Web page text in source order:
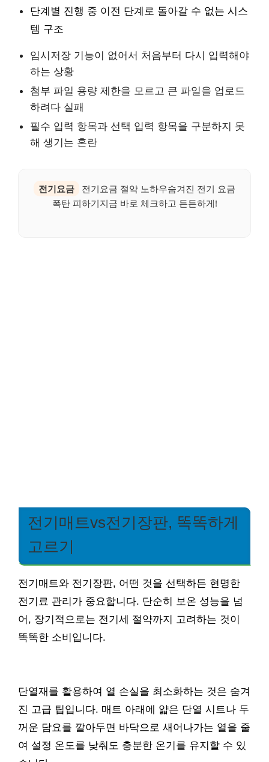
단계별 진행 중 이전 단계로 돌아갈 수 없는 시스
템 구조
임시저장 기능이 없어서 처음부터 다시 입력해야
하는 상황
첨부 파일 용량 제한을 모르고 큰 파일을 업로드
하려다 실패
필수 입력 항목과 선택 입력 항목을 구분하지 못
해 생기는 혼란
전기요금
전기요금 절약 노하우숨겨진 전기 요금
폭탄 피하기지금 바로 체크하고 든든하게!
전기매트vs전기장판, 똑똑하게
고르기
전기매트와 전기장판, 어떤 것을 선택하든 현명한
전기료 관리가 중요합니다. 단순히 보온 성능을 넘
어, 장기적으로는 전기세 절약까지 고려하는 것이
똑똑한 소비입니다.
단열재를 활용하여 열 손실을 최소화하는 것은 숨겨
진 고급 팁입니다. 매트 아래에 얇은 단열 시트나 두
꺼운 담요를 깔아두면 바닥으로 새어나가는 열을 줄
여 설정 온도를 낮춰도 충분한 온기를 유지할 수 있